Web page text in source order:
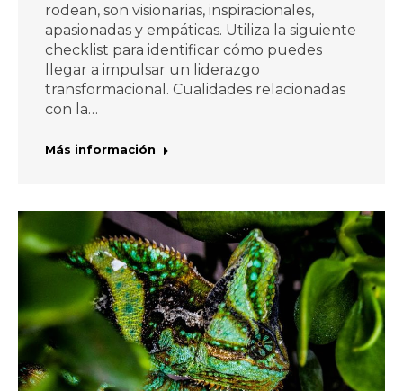
rodean, son visionarias, inspiracionales,
apasionadas y empáticas. Utiliza la siguiente
checklist para identificar cómo puedes
llegar a impulsar un liderazgo
transformacional. Cualidades relacionadas
con la…
Más información